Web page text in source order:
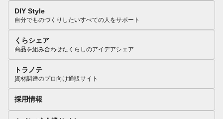
DIY Style
自分でものづくりしたいすべての人をサポート
くらシェア
商品を組み合わせたくらしのアイデアシェア
トラノテ
資材調達のプロ向け通販サイト
採用情報